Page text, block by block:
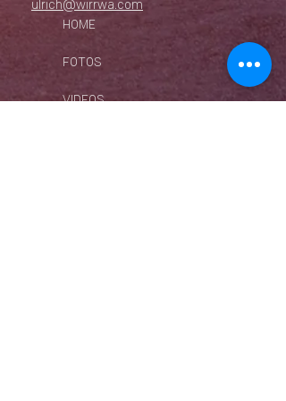
ulrich@wirrwa.com
HOME
FOTOS
VIDEOS